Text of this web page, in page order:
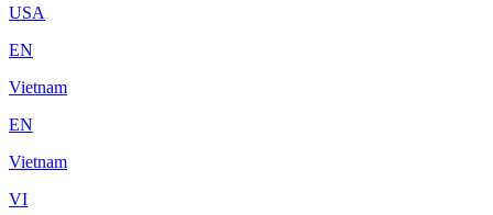
USA
EN
Vietnam
EN
Vietnam
VI